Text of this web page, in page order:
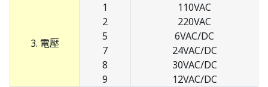
3. 電壓
1
2
5
7
8
9
110VAC
220VAC
6VAC/DC
24VAC/DC
30VAC/DC
12VAC/DC